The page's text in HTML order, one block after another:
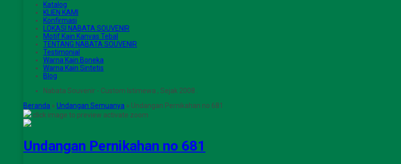
Katalog
KLIEN KAMI
Konfirmasi
LOKASI NABATA SOUVENIR
Motif Kain Kanvas Tebal
TENTANG NABATA SOUVENIR
Testimonial
Warna Kain Boneka
Warna Kain Sintetis
Blog
Nabata Souvenir - Custom Istimewa , Sejak 2008 .
Beranda » Undangan Semuanya » Undangan Pernikahan no 681
click image to preview activate zoom
Undangan Pernikahan no 681